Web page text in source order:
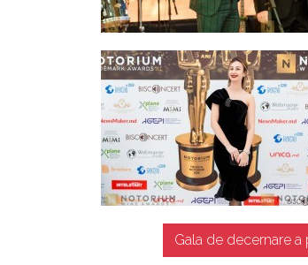
Gala de decernare